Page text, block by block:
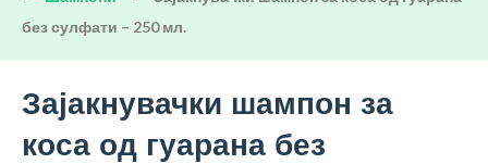
без сулфати – 250 мл.
Зајакнувачки шампон за
коса од гуарана без